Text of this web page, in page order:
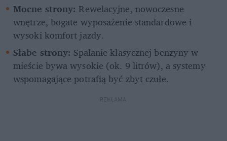
Mocne strony: Rewelacyjne, nowoczesne
wnętrze, bogate wyposażenie standardowe i
wysoki komfort jazdy.
Słabe strony: Spalanie klasycznej benzyny w
mieście bywa wysokie (ok. 9 litrów), a systemy
wspomagające potrafią być zbyt czułe.
REKLAMA